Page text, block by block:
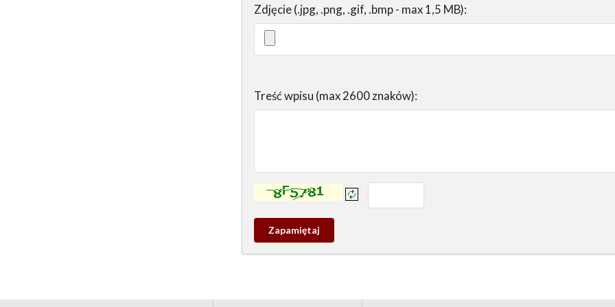
Zdjęcie (.jpg, .png, .gif, .bmp - max 1,5 MB):
Treść wpisu (max 2600 znaków):
Kontrola - wprowadź tekst z obrazka:
Zapamietaj
wpis